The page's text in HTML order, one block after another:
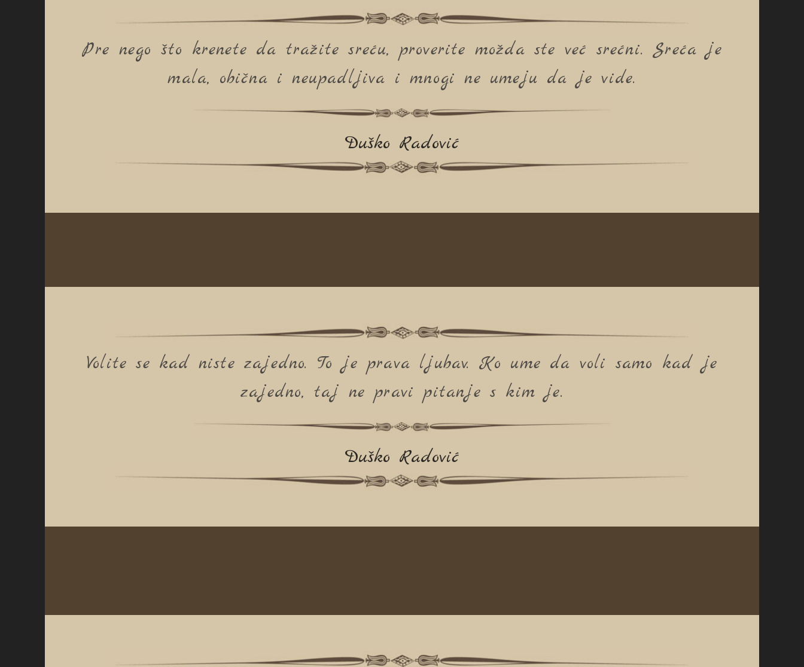
Pre nego što krenete da tražite sreću, proverite možda ste već srećni. Sreća je
mala, obična i neupadljiva i mnogi ne umeju da je vide.
Duško Radović
Volite se kad niste zajedno. To je prava ljubav. Ko ume da voli samo kad je
zajedno, taj ne pravi pitanje s kim je.
Duško Radović